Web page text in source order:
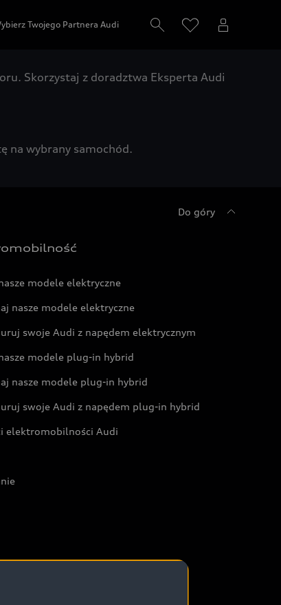
Twojego Partnera Audi
Skorzystaj z doradztwa Eksperta Audi
na wybrany samochód.
Do góry
modele elektryczne
nasze modele elektryczne
swoje Audi z napędem elektrycznym
modele plug-in hybrid
nasze modele plug-in hybrid
swoje Audi z napędem plug-in hybrid
elektromobilności Audi